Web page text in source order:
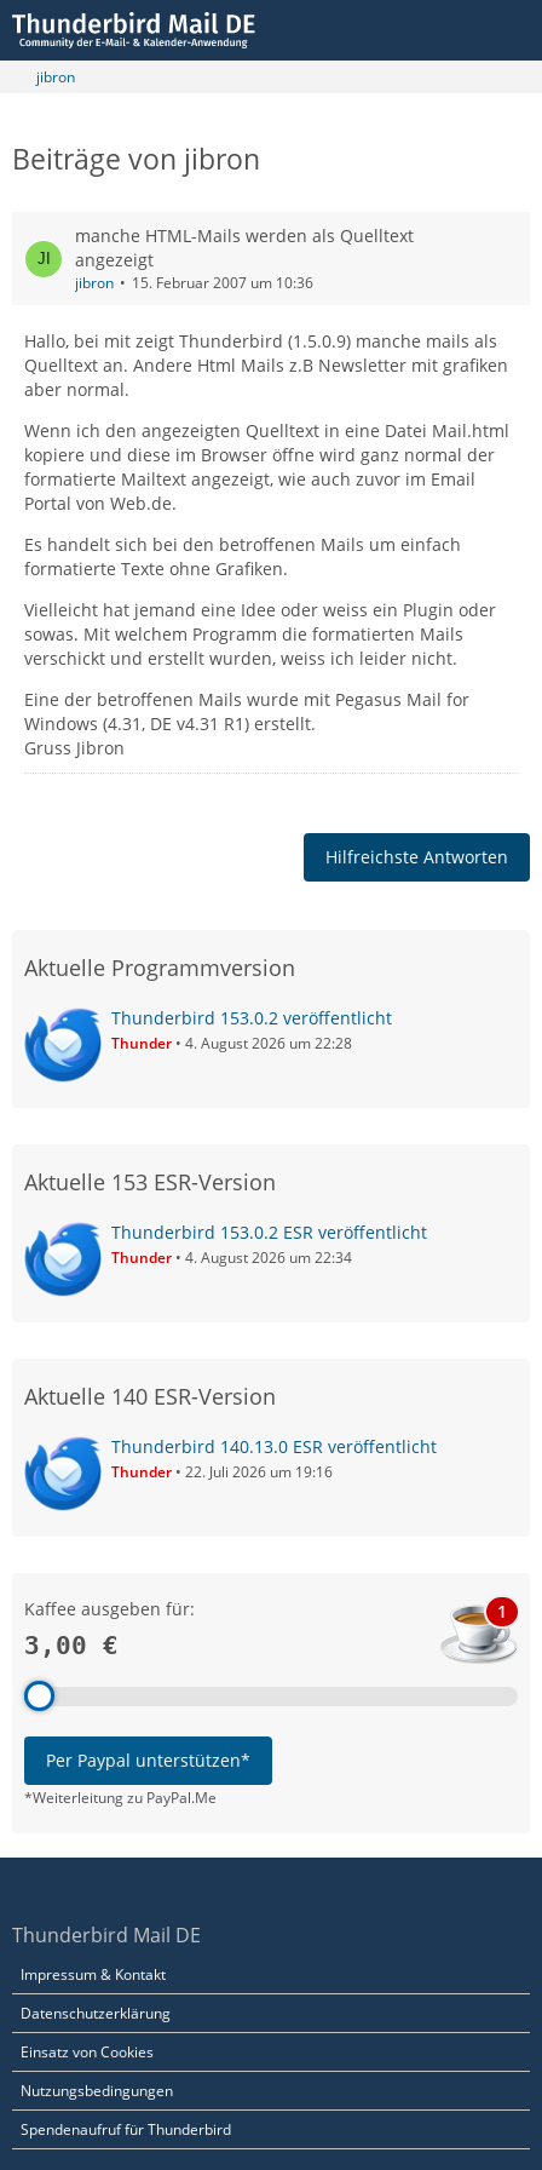
jibron
Beiträge von jibron
manche HTML-Mails werden als Quelltext
angezeigt
jibron 15. Februar 2007 um 10:36
Hallo, bei mit zeigt Thunderbird (1.5.0.9) manche mails als
Quelltext an. Andere Html Mails z.B Newsletter mit grafiken
aber normal.
Wenn ich den angezeigten Quelltext in eine Datei Mail.html
kopiere und diese im Browser öffne wird ganz normal der
formatierte Mailtext angezeigt, wie auch zuvor im Email
Portal von Web.de.
Es handelt sich bei den betroffenen Mails um einfach
formatierte Texte ohne Grafiken.
Vielleicht hat jemand eine Idee oder weiss ein Plugin oder
sowas. Mit welchem Programm die formatierten Mails
verschickt und erstellt wurden, weiss ich leider nicht.
Eine der betroffenen Mails wurde mit Pegasus Mail for
Windows (4.31, DE v4.31 R1) erstellt.
Gruss Jibron
Hilfreichste Antworten
Aktuelle Programmversion
Thunderbird 153.0.2 veröffentlicht
Thunder 4. August 2026 um 22:28
Aktuelle 153 ESR-Version
Thunderbird 153.0.2 ESR veröffentlicht
Thunder 4. August 2026 um 22:34
Aktuelle 140 ESR-Version
Thunderbird 140.13.0 ESR veröffentlicht
Thunder 22. Juli 2026 um 19:16
Kaffee ausgeben für:
3,00 €
1
Per Paypal unterstützen*
*Weiterleitung zu PayPal.Me
Thunderbird Mail DE
Impressum & Kontakt
Datenschutzerklärung
Einsatz von Cookies
Nutzungsbedingungen
Spendenaufruf für Thunderbird